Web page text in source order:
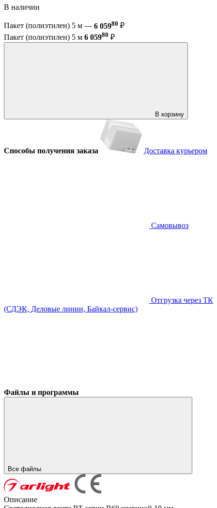
В наличии
Пакет (полиэтилен) 5 м — 6 05980 ₽
Пакет (полиэтилен) 5 м 6 05980 ₽
В корзину
Способы получения заказа Доставка курьером
Самовывоз
Отгрузка через ТК
(СДЭК, Деловые линии, Байкал-сервис)
Файлы и программы
Все файлы
Описание